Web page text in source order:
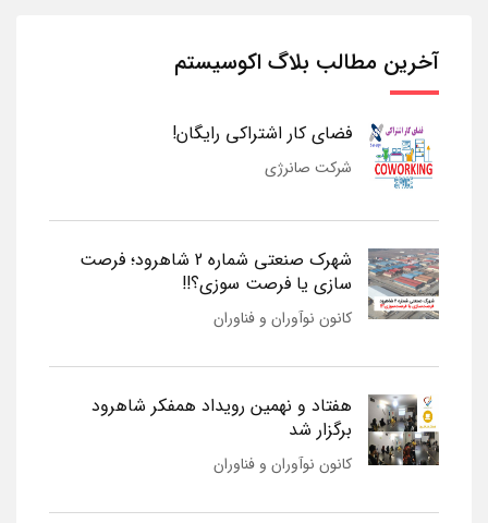
آخرین مطالب بلاگ اکوسیستم
فضای کار اشتراکی رایگان!
شرکت صانرژی
شهرک صنعتی شماره 2 شاهرود؛ فرصت
سازی یا فرصت سوزی؟!!
کانون نوآوران و فناوران
هفتاد و نهمین رویداد همفکر شاهرود
برگزار شد
کانون نوآوران و فناوران